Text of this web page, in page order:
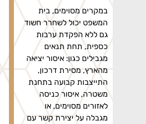
במקרים מסוימים, בית
המשפט יכול לשחרר חשוד
גם ללא הפקדת ערבות
כספית, תחת תנאים
מגבילים כגון: איסור יציאה
מהארץ, מסירת דרכון,
התייצבות קבועה בתחנת
משטרה, איסור כניסה
לאזורים מסוימים, או
מגבלה על יצירת קשר עם